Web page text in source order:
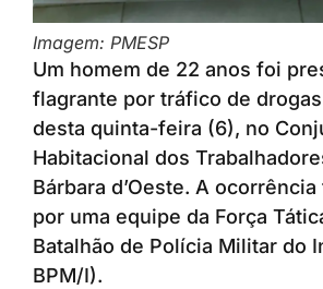
Imagem: PMESP
Um homem de 22 anos foi
flagrante por tráfico de
desta quinta-feira (6), no
Habitacional dos
Bárbara d’Oeste. A
por uma equipe da Força
Batalhão de Polícia Militar do
BPM/I).